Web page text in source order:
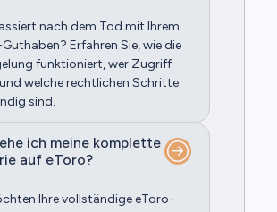
nach dem Tod mit Ihrem
Erfahren Sie, wie die
funktioniert, wer Zugriff
welche rechtlichen Schritte
sind.
ich meine komplette
auf eToro?
Ihre vollständige eToro-